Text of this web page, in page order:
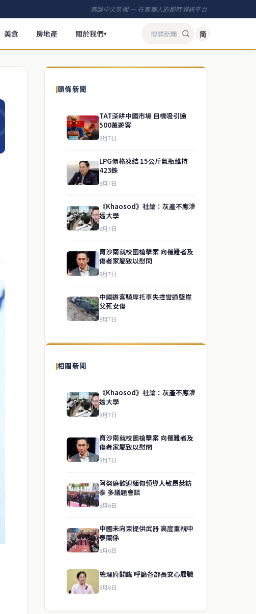
泰國中文新聞 — 在泰華人的即時資訊平台
美食 房地產 關於我們▾ 简
頭條新聞
TAT深耕中國市場 目標吸引逾
500萬遊客
8月7日
LPG價格凍結 15公斤氣瓶維持
423銖
8月7日
《Khaosod》社論：灰產不應滲
透大學
8月7日
育沙南就校園槍擊案 向罹難者及
傷者家屬致以慰問
8月7日
中國遊客騎摩托車失控彎道墜崖
父死女傷
8月7日
相關新聞
《Khaosod》社論：灰產不應滲
透大學
8月7日
育沙南就校園槍擊案 向罹難者及
傷者家屬致以慰問
8月7日
阿努庭歡迎緬甸領導人敏昂萊訪
泰 多議題會談
8月6日
中國未向柬提供武器 高度重視中
泰關係
8月6日
總理府闢謠 呼籲各部長安心履職
8月6日